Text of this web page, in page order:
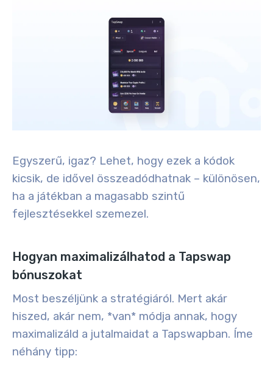
Egyszerű, igaz? Lehet, hogy ezek a kódok
kicsik, de idővel összeadódhatnak – különösen,
ha a játékban a magasabb szintű
fejlesztésekkel szemezel.
Hogyan maximalizálhatod a Tapswap
bónuszokat
Most beszéljünk a stratégiáról. Mert akár
hiszed, akár nem, *van* módja annak, hogy
maximalizáld a jutalmaidat a Tapswapban. Íme
néhány tipp: